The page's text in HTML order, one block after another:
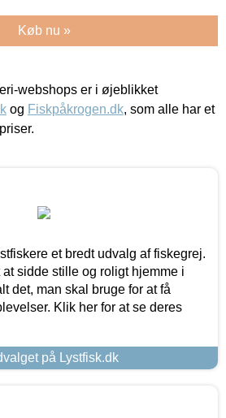
Køb nu »
webshops er i øjeblikket
og Fiskpåkrogen.dk, som alle har et
et bredt udvalg af fiskegrej.
sidde stille og roligt hjemme i
det, man skal bruge for at få
Klik her for at se deres
på Lystfisk.dk